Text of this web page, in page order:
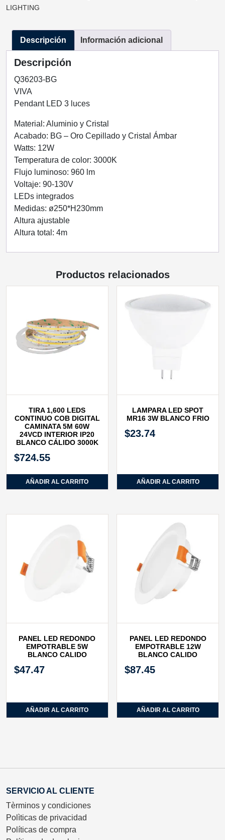
BG-
CEPILLADO
CRISTAL
AMBAR
LUCES
Q36203-
QUOR
LIGHTING
cantidad
LIGHTING
Descripción Información adicional
Descripción
Q36203-BG
VIVA
Pendant LED 3 luces
Material: Aluminio y Cristal
Acabado: BG – Oro Cepillado y Cristal Ámbar
Watts: 12W
Temperatura de color: 3000K
Flujo luminoso: 960 lm
Voltaje: 90-130V
LEDs integrados
Medidas: ø250*H230mm
Altura ajustable
Altura total: 4m
Productos relacionados
TIRA 1,600 LEDS
CONTINUO COB DIGITAL
CAMINATA 5M 60W
24VCD INTERIOR IP20
BLANCO CÁLIDO 3000K
$724.55
AÑADIR AL CARRITO
LAMPARA LED SPOT
MR16 3W BLANCO FRIO
$23.74
AÑADIR AL CARRITO
PANEL LED REDONDO
EMPOTRABLE 5W
BLANCO CALIDO
$47.47
AÑADIR AL CARRITO
PANEL LED REDONDO
EMPOTRABLE 12W
BLANCO CALIDO
$87.45
AÑADIR AL CARRITO
SERVICIO AL CLIENTE
Tèrminos y condiciones
Polìticas de privacidad
Políticas de compra